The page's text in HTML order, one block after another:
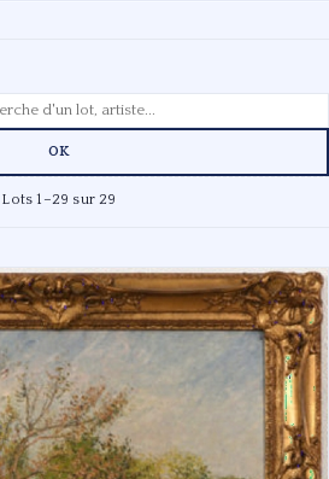
OK
Lots 1–29 sur 29